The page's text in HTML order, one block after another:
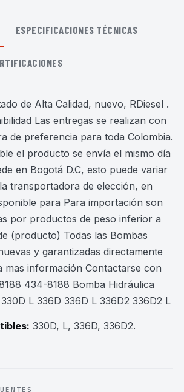
ESPECIFICACIONES TÉCNICAS
de Alta Calidad, nuevo, RDiesel .
Las entregas se realizan con
de preferencia para toda Colombia.
el producto se envía el mismo día
en Bogotá D.C, esto puede variar
transportadora de elección, en
para Para importación son
por productos de peso inferior a
(producto) Todas las Bombas
y garantizadas directamente
mas información Contactarse con
434-8188 Bomba Hidráulica
L 336D 336D L 336D2 336D2 L
330D, L, 336D, 336D2.